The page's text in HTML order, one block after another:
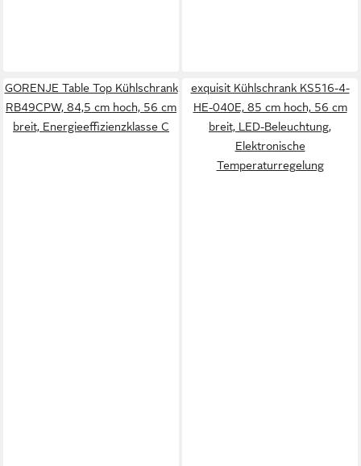
GORENJE Table Top Kühlschrank
RB49CPW, 84,5 cm hoch, 56 cm
breit, Energieeffizienzklasse C
exquisit Kühlschrank KS516-4-
HE-040E, 85 cm hoch, 56 cm
breit, LED-Beleuchtung,
Elektronische
Temperaturregelung